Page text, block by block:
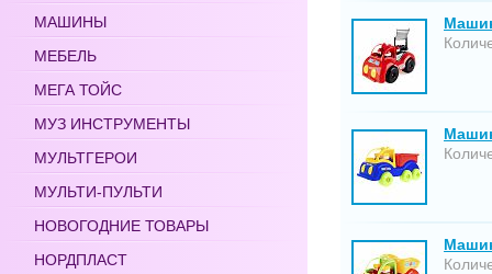
МАШИНЫ
МЕБЕЛЬ
МЕГА ТОЙС
МУЗ ИНСТРУМЕНТЫ
МУЛЬТГЕРОИ
МУЛЬТИ-ПУЛЬТИ
НОВОГОДНИЕ ТОВАРЫ
НОРДПЛАСТ